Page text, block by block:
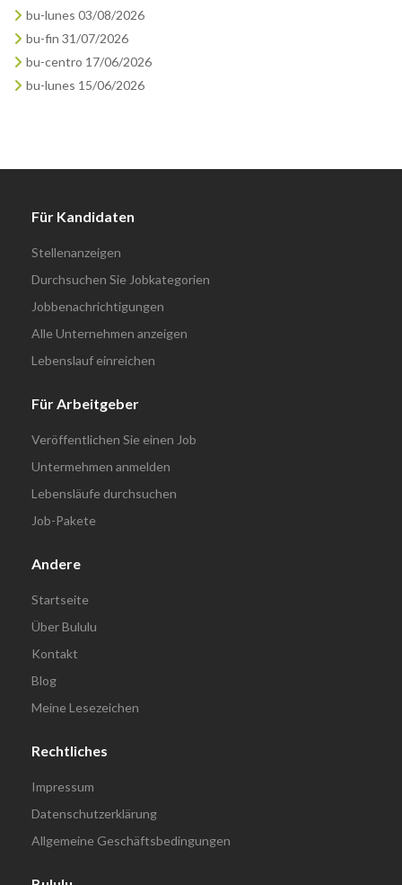
bu-lunes 03/08/2026
bu-fin 31/07/2026
bu-centro 17/06/2026
bu-lunes 15/06/2026
Für Kandidaten
Stellenanzeigen
Durchsuchen Sie Jobkategorien
Jobbenachrichtigungen
Alle Unternehmen anzeigen
Lebenslauf einreichen
Für Arbeitgeber
Veröffentlichen Sie einen Job
Untermehmen anmelden
Lebensläufe durchsuchen
Job-Pakete
Andere
Startseite
Über Bululu
Kontakt
Blog
Meine Lesezeichen
Rechtliches
Impressum
Datenschutzerklärung
Allgemeine Geschäftsbedingungen